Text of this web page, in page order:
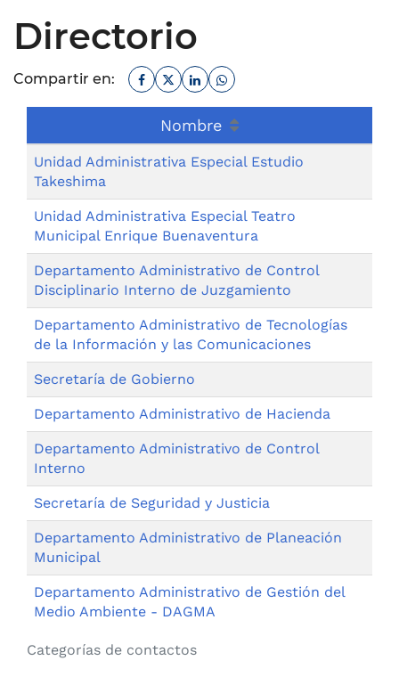
Directorio
Compartir en: Facebook
TwitterLinkedinWhatsapp
Categorías de contactos
Nombre
Unidad Administrativa Especial Estudio
Takeshima
Unidad Administrativa Especial Teatro
Municipal Enrique Buenaventura
Departamento Administrativo de Control
Disciplinario Interno de Juzgamiento
Departamento Administrativo de Tecnologías
de la Información y las Comunicaciones
Secretaría de Gobierno
Departamento Administrativo de Hacienda
Departamento Administrativo de Control
Interno
Secretaría de Seguridad y Justicia
Departamento Administrativo de Planeación
Municipal
Departamento Administrativo de Gestión del
Medio Ambiente - DAGMA